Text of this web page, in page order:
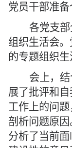
党员干部准备
各党支
组织生活会
的专题组织生
会上，
展了批评和
工作上的问
剖析问题原因
分析了当前